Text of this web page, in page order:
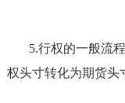
5.行权的一般流
权头寸转化为期货头